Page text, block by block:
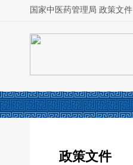
国家中医药管理局 政策文件
政策文件